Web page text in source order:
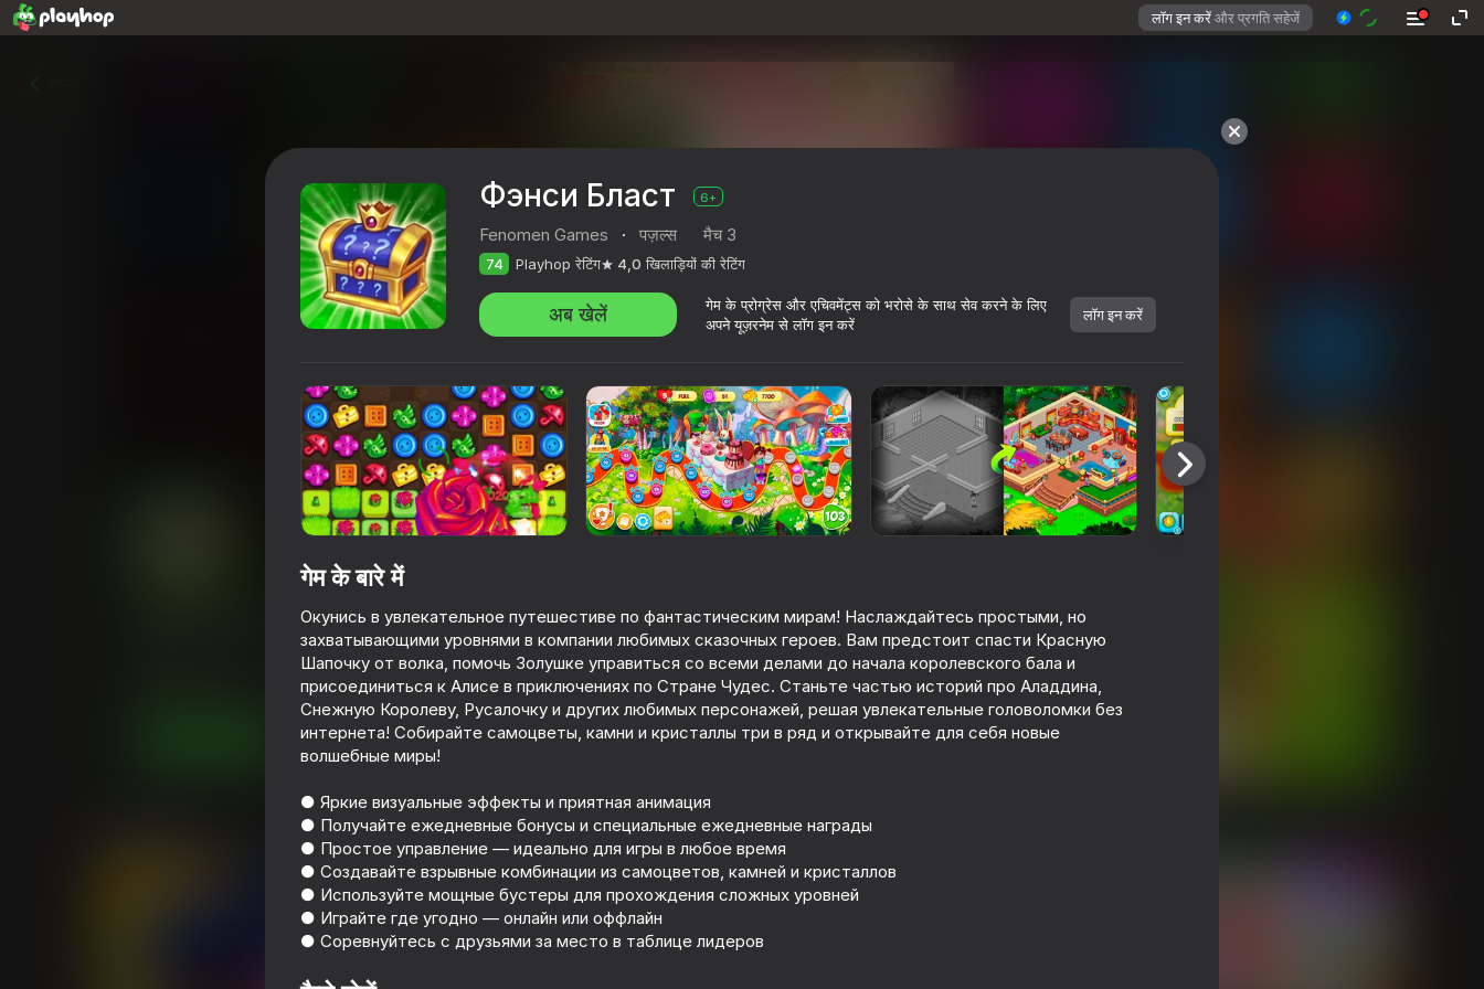
लॉग इन करेंऔर प्रगति सहेजें
Фэнси Бласт
4,0 खिलाड़ियों की रेटिंग 6+
Fenomen Games
Фэнси Бласт 6+
Fenomen Games · पज़ल्स मैच 3
74 Playhop रेटिंग 4,0 खिलाड़ियों की रेटिंग
अब खेलें
गेम के प्रोग्रेस और एचिवमेंट्स को भरोसे के साथ सेव करने के लिए
अपने यूज़रनेम से लॉग इन करें
लॉग इन करें
गेम के बारे में
Окунись в увлекательное путешестиве по фантастическим мирам! Наслаждайтесь простыми, но
захватывающими уровнями в компании любимых сказочных героев. Вам предстоит спасти Красную
Шапочку от волка, помочь Золушке управиться со всеми делами до начала королевского бала и
присоединиться к Алисе в приключениях по Стране Чудес. Станьте частью историй про Аладдина,
Снежную Королеву, Русалочку и других любимых персонажей, решая увлекательные головоломки без
интернета! Собирайте самоцветы, камни и кристаллы три в ряд и открывайте для себя новые
волшебные миры!
● Яркие визуальные эффекты и приятная анимация
● Получайте ежедневные бонусы и специальные ежедневные награды
● Простое управление — идеально для игры в любое время
● Создавайте взрывные комбинации из самоцветов, камней и кристаллов
● Используйте мощные бустеры для прохождения сложных уровней
● Играйте где угодно — онлайн или оффлайн
● Соревнуйтесь с друзьями за место в таблице лидеров